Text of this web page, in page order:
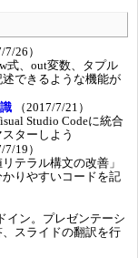
7/26）
式、out変数、タプル
できるような機能が
（2017/7/21）
Studio Codeに統合
ターしよう
7/19）
テラル構文の改善」
りやすいコードを記
イン。プレゼンテーシ
スライドの翻訳を行